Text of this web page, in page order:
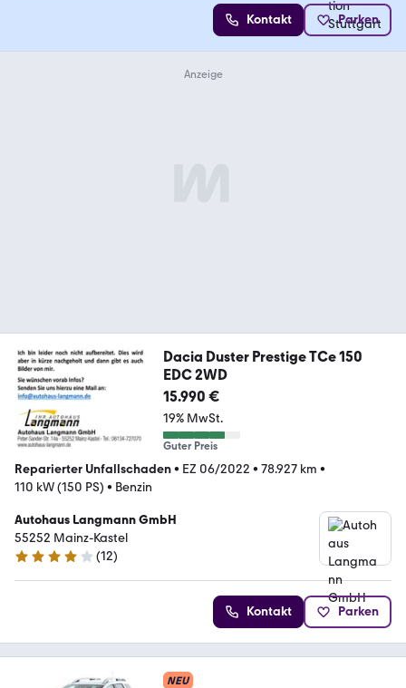
Kontakt Parken
Dacia Duster Prestige TCe 150
EDC 2WD
15.990 €
19% MwSt.
Guter Preis
Reparierter Unfallschaden• EZ 06/2022 • 78.927 km •
110 kW (150 PS) • Benzin
Autohaus Langmann GmbH
55252 Mainz-Kastel
4 Sterne
(12)
Kontakt Parken
NEU